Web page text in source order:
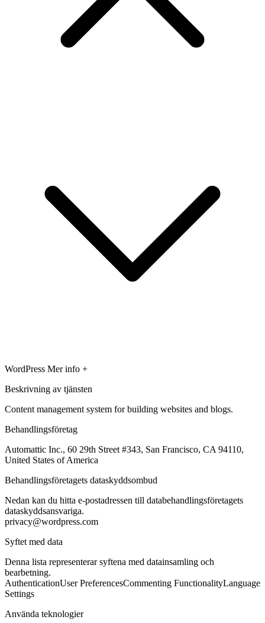
WordPress Mer info +
Beskrivning av tjänsten
Content management system for building websites and blogs.
Behandlingsföretag
Automattic Inc., 60 29th Street #343, San Francisco, CA 94110,
United States of America
Behandlingsföretagets dataskyddsombud
Nedan kan du hitta e-postadressen till databehandlingsföretagets
dataskyddsansvariga.
privacy@wordpress.com
Syftet med data
Denna lista representerar syftena med datainsamling och
bearbetning.
AuthenticationUser PreferencesCommenting FunctionalityLanguage
Settings
Använda teknologier